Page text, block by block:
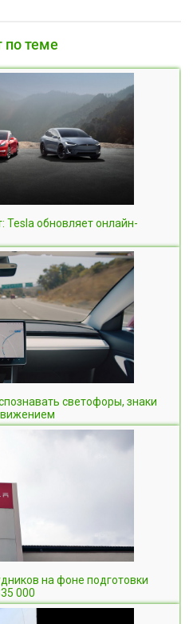
по теме
Tesla обновляет онлайн-
светофоры, знаки
на фоне подготовки
000